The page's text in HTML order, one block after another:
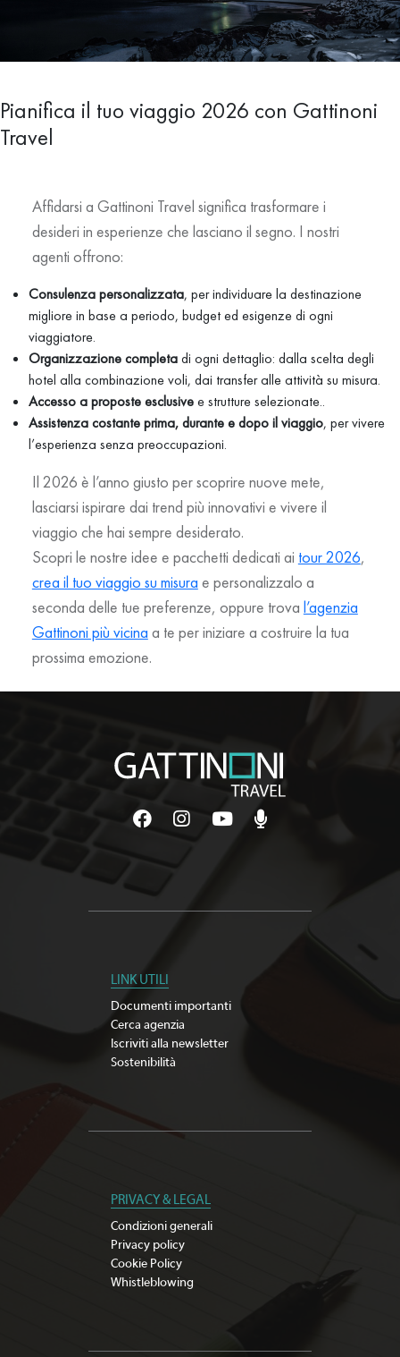
Pianifica il tuo viaggio 2026 con Gattinoni
Travel
Affidarsi a Gattinoni Travel significa trasformare i
desideri in esperienze che lasciano il segno. I nostri
agenti offrono:
Consulenza personalizzata, per individuare la destinazione
migliore in base a periodo, budget ed esigenze di ogni
viaggiatore.
Organizzazione completadi ogni dettaglio: dalla scelta degli
hotel alla combinazione voli, dai transfer alle attività su misura.
Accesso a proposte esclusivee strutture selezionate..
Assistenza costante prima, durante e dopo il viaggio, per vivere
l’esperienza senza preoccupazioni.
Il 2026 è l’anno giusto per scoprire nuove mete,
lasciarsi ispirare dai trend più innovativi e vivere il
viaggio che hai sempre desiderato.
Scopri le nostre idee e pacchetti dedicati ai tour 2026,
crea il tuo viaggio su misura e personalizzalo a
seconda delle tue preferenze, oppure trova l’agenzia
Gattinoni più vicina a te per iniziare a costruire la tua
prossima emozione.
LINK UTILI
Documenti importanti
Cerca agenzia
Iscriviti alla newsletter
Sostenibilità
PRIVACY & LEGAL
Condizioni generali
Privacy policy
Cookie Policy
Whistleblowing